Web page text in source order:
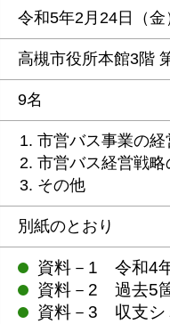
令和5年2月24日（金
高槻市役所本館3階
9名
市営バス事業の経
市営バス経営戦
その他
別紙のとおり
資料－1 令和4
資料－2 過去5
資料－3 収支シ